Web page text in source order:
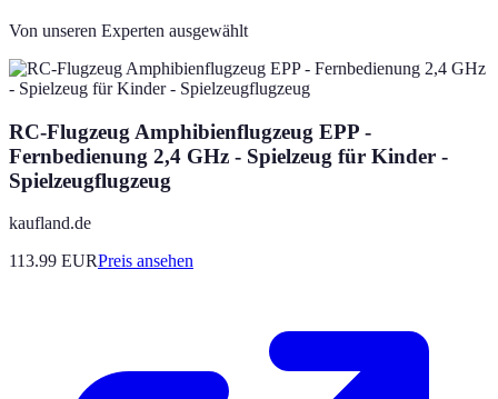
Von unseren Experten ausgewählt
RC-Flugzeug Amphibienflugzeug EPP -
Fernbedienung 2,4 GHz - Spielzeug für Kinder -
Spielzeugflugzeug
kaufland.de
113.99 EURPreis ansehen